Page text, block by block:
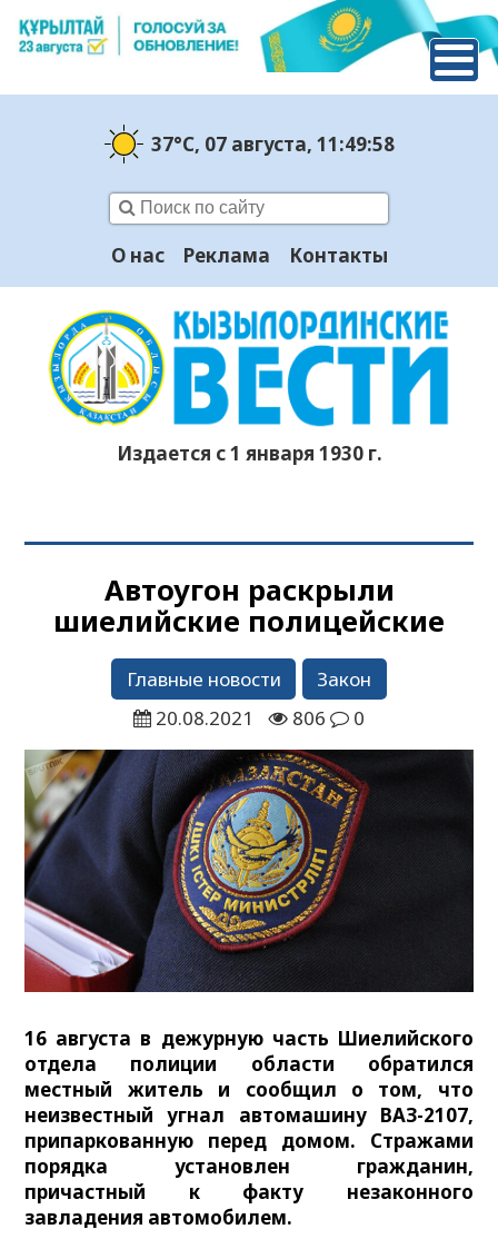
37°C, 07 августа, 11:49:59
О нас Реклама Контакты
Издается с 1 января 1930 г.
Автоугон раскрыли
шиелийские полицейские
Главные новости
Закон
20.08.2021
806 0
16 августа в дежурную часть Шиелийского
отдела полиции области обратился
местный житель и сообщил о том, что
неизвестный угнал автомашину ВАЗ-2107,
припаркованную перед домом. Стражами
порядка установлен гражданин,
причастный к факту незаконного
завладения автомобилем.